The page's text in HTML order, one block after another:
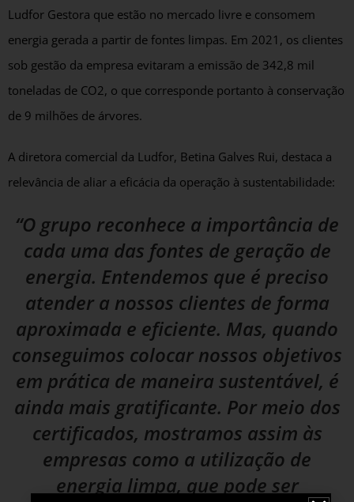
Ludfor Gestora que estão no mercado livre e consomem
energia gerada a partir de fontes limpas. Em 2021, os clientes
sob gestão da empresa evitaram a emissão de 342,8 mil
toneladas de CO2, o que corresponde portanto à conservação
de 9 milhões de árvores.
A diretora comercial da Ludfor, Betina Galves Rui, destaca a
relevância de aliar a eficácia da operação à sustentabilidade:
“O grupo reconhece a importância de
cada uma das fontes de geração de
energia. Entendemos que é preciso
atender a nossos clientes de forma
aproximada e eficiente. Mas, quando
conseguimos colocar nossos objetivos
em prática de maneira sustentável, é
ainda mais gratificante. Por meio dos
certificados, mostramos assim às
empresas como a utilização de
energia limpa, que pode ser